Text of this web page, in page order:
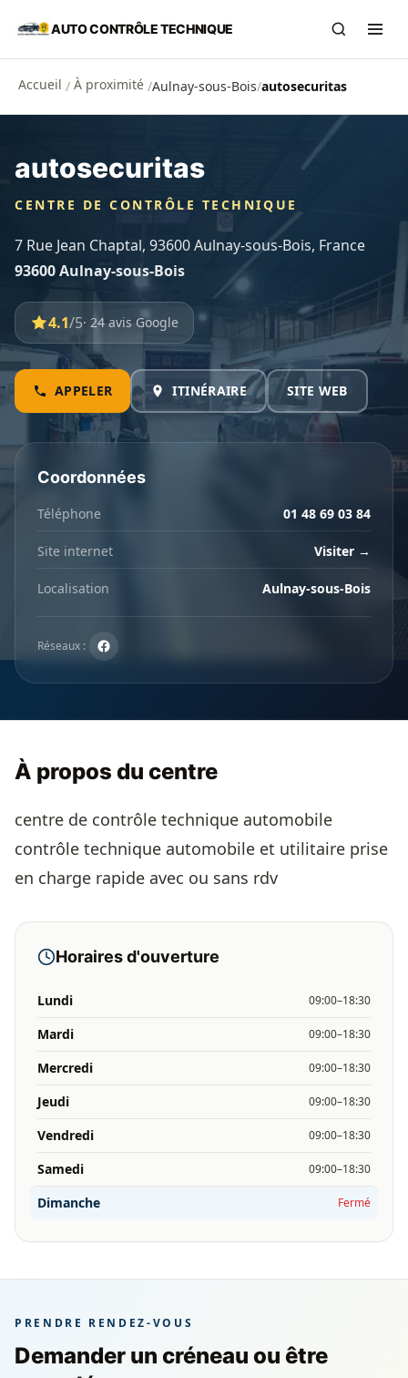
Aller au contenu principal
AUTO CONTRÔLE TECHNIQUE
Accueil / À proximité /Aulnay-sous-Bois/autosecuritas
autosecuritas
CENTRE DE CONTRÔLE TECHNIQUE
7 Rue Jean Chaptal, 93600 Aulnay-sous-Bois, France
93600 Aulnay-sous-Bois
4.1/5· 24 avis Google
APPELER ITINÉRAIRE SITE WEB
Coordonnées
Téléphone 01 48 69 03 84
Site internet Visiter →
Localisation Aulnay-sous-Bois
Réseaux :
À propos du centre
centre de contrôle technique automobile
contrôle technique automobile et utilitaire prise
en charge rapide avec ou sans rdv
Horaires d'ouverture
Lundi 09:00–18:30
Mardi 09:00–18:30
Mercredi 09:00–18:30
Jeudi 09:00–18:30
Vendredi 09:00–18:30
Samedi 09:00–18:30
Dimanche Fermé
PRENDRE RENDEZ-VOUS
Demander un créneau ou être